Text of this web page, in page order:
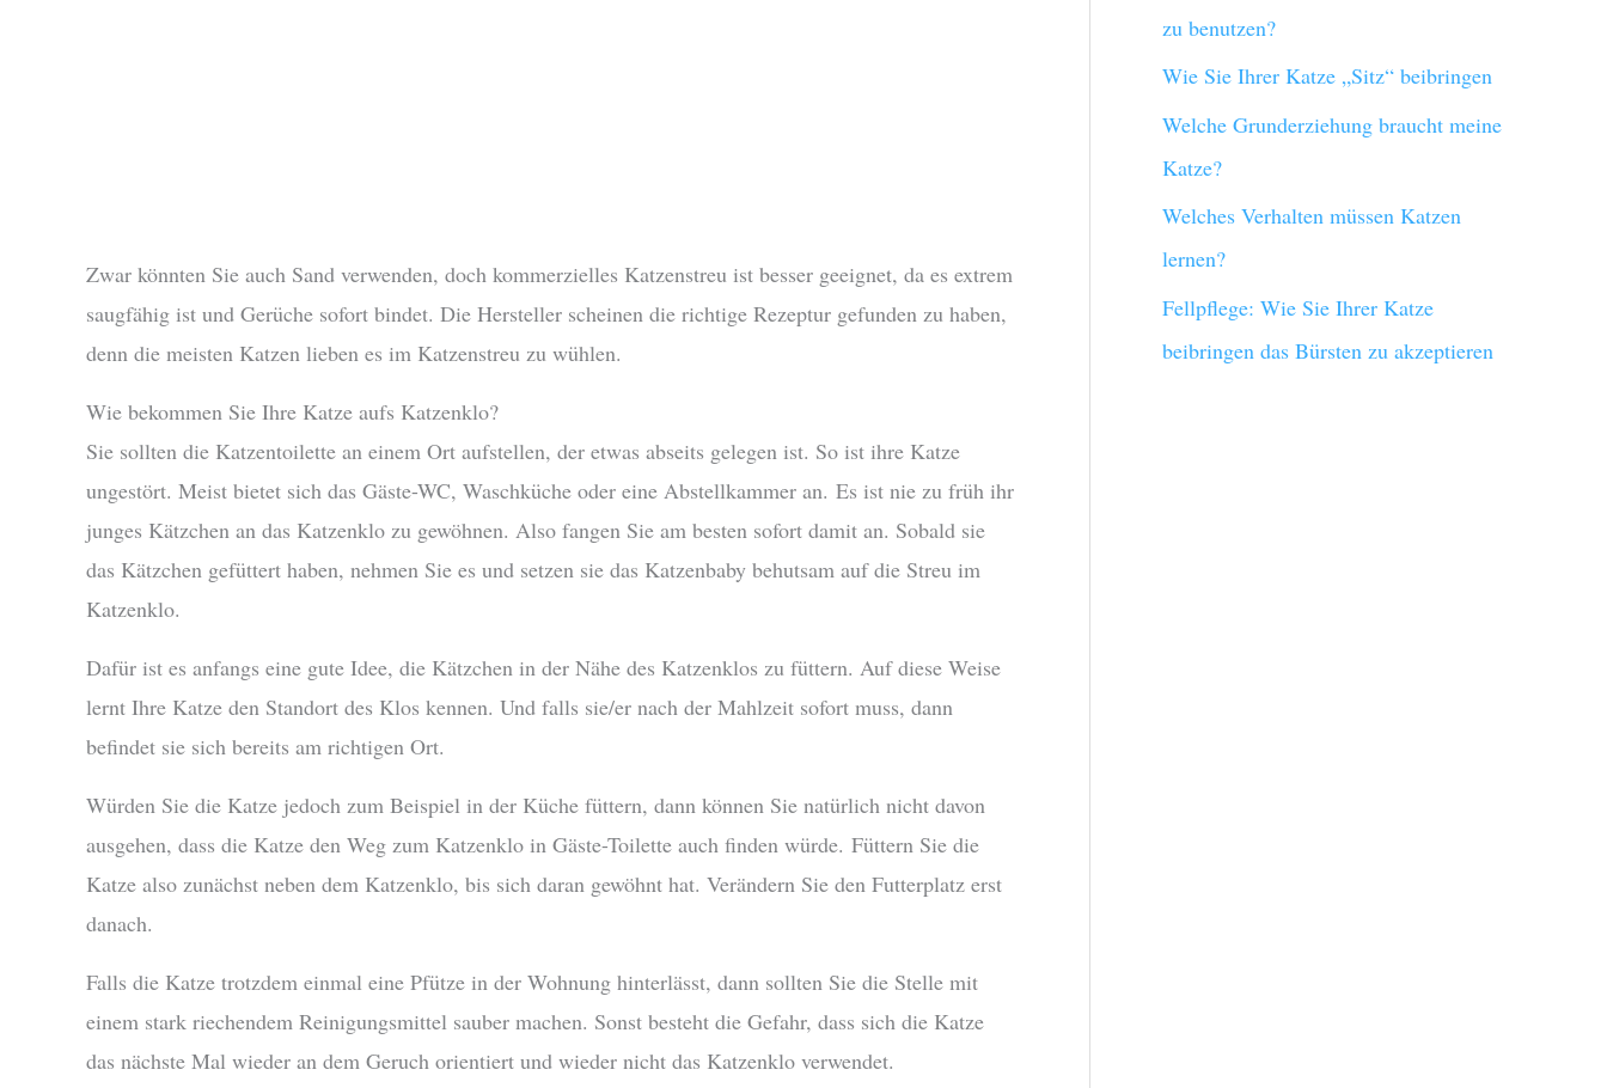
Zwar könnten Sie auch Sand verwenden, doch kommerzielles Katzenstreu ist besser geeignet, da es extrem
saugfähig ist und Gerüche sofort bindet. Die Hersteller scheinen die richtige Rezeptur gefunden zu haben,
denn die meisten Katzen lieben es im Katzenstreu zu wühlen.
Wie bekommen Sie Ihre Katze aufs Katzenklo?
Sie sollten die Katzentoilette an einem Ort aufstellen, der etwas abseits gelegen ist. So ist ihre Katze
ungestört. Meist bietet sich das Gäste-WC, Waschküche oder eine Abstellkammer an. Es ist nie zu früh ihr
junges Kätzchen an das Katzenklo zu gewöhnen. Also fangen Sie am besten sofort damit an. Sobald sie
das Kätzchen gefüttert haben, nehmen Sie es und setzen sie das Katzenbaby behutsam auf die Streu im
Katzenklo.
Dafür ist es anfangs eine gute Idee, die Kätzchen in der Nähe des Katzenklos zu füttern. Auf diese Weise
lernt Ihre Katze den Standort des Klos kennen. Und falls sie/er nach der Mahlzeit sofort muss, dann
befindet sie sich bereits am richtigen Ort.
Würden Sie die Katze jedoch zum Beispiel in der Küche füttern, dann können Sie natürlich nicht davon
ausgehen, dass die Katze den Weg zum Katzenklo in Gäste-Toilette auch finden würde. Füttern Sie die
Katze also zunächst neben dem Katzenklo, bis sich daran gewöhnt hat. Verändern Sie den Futterplatz erst
danach.
Falls die Katze trotzdem einmal eine Pfütze in der Wohnung hinterlässt, dann sollten Sie die Stelle mit
einem stark riechendem Reinigungsmittel sauber machen. Sonst besteht die Gefahr, dass sich die Katze
das nächste Mal wieder an dem Geruch orientiert und wieder nicht das Katzenklo verwendet.
zu benutzen?
Wie Sie Ihrer Katze „Sitz“ beibringen
Welche Grunderziehung braucht meine
Katze?
Welches Verhalten müssen Katzen
lernen?
Fellpflege: Wie Sie Ihrer Katze
beibringen das Bürsten zu akzeptieren